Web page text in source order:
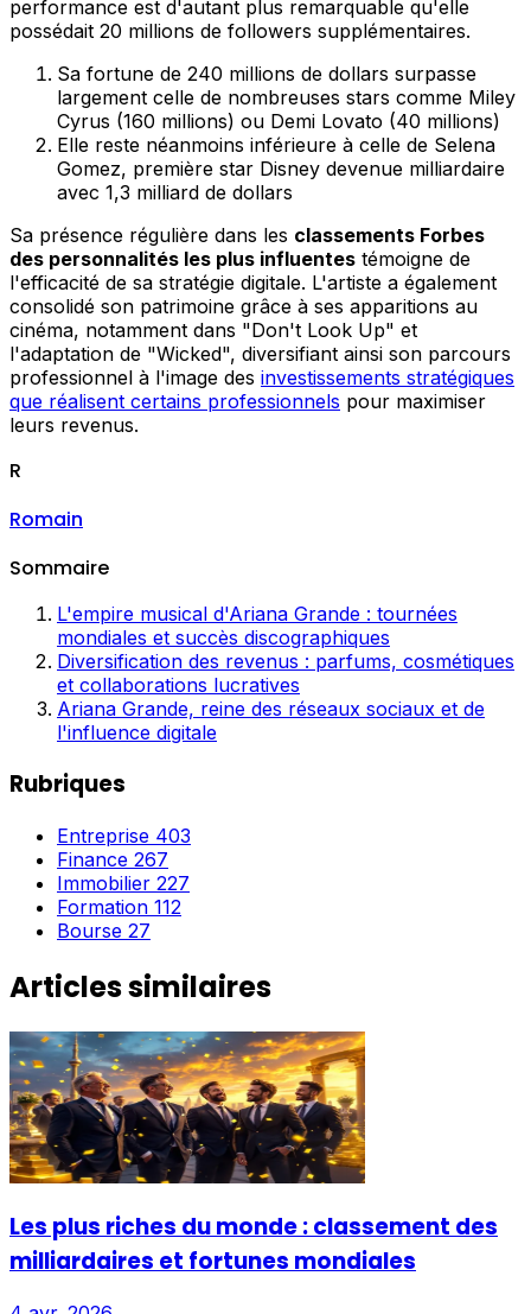
performance est d'autant plus remarquable qu'elle
possédait 20 millions de followers supplémentaires.
Sa fortune de 240 millions de dollars surpasse
largement celle de nombreuses stars comme Miley
Cyrus (160 millions) ou Demi Lovato (40 millions)
Elle reste néanmoins inférieure à celle de Selena
Gomez, première star Disney devenue milliardaire
avec 1,3 milliard de dollars
Sa présence régulière dans les classements Forbes
des personnalités les plus influentes témoigne de
l'efficacité de sa stratégie digitale. L'artiste a également
consolidé son patrimoine grâce à ses apparitions au
cinéma, notamment dans "Don't Look Up" et
l'adaptation de "Wicked", diversifiant ainsi son parcours
professionnel à l'image des investissements stratégiques
que réalisent certains professionnels pour maximiser
leurs revenus.
R
Romain
Sommaire
L'empire musical d'Ariana Grande : tournées
mondiales et succès discographiques
Diversification des revenus : parfums, cosmétiques
et collaborations lucratives
Ariana Grande, reine des réseaux sociaux et de
l'influence digitale
Rubriques
Entreprise 403
Finance 267
Immobilier 227
Formation 112
Bourse 27
Articles similaires
Les plus riches du monde : classement des
milliardaires et fortunes mondiales